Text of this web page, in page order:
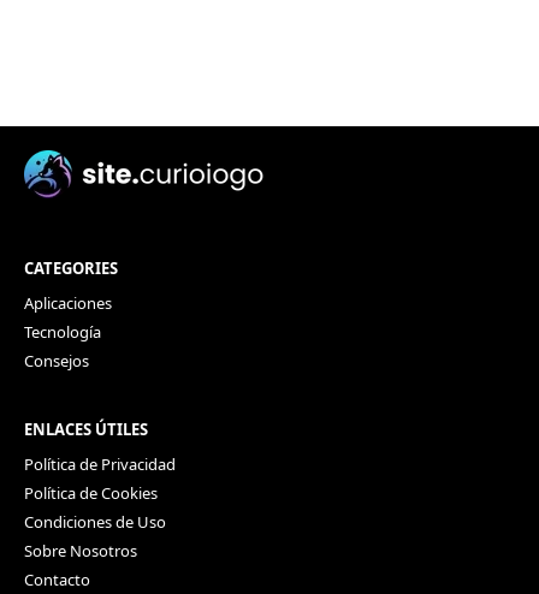
CATEGORIES
Aplicaciones
Tecnología
Consejos
ENLACES ÚTILES
Política de Privacidad
Política de Cookies
Condiciones de Uso
Sobre Nosotros
Contacto